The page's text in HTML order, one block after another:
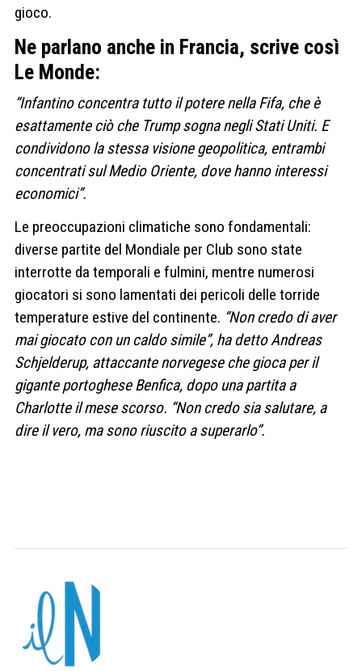
gioco.
Ne parlano anche in Francia, scrive così
Le Monde:
“Infantino concentra tutto il potere nella Fifa, che è
esattamente ciò che Trump sogna negli Stati Uniti. E
condividono la stessa visione geopolitica, entrambi
concentrati sul Medio Oriente, dove hanno interessi
economici”.
Le preoccupazioni climatiche sono fondamentali:
diverse partite del Mondiale per Club sono state
interrotte da temporali e fulmini, mentre numerosi
giocatori si sono lamentati dei pericoli delle torride
temperature estive del continente. “Non credo di aver
mai giocato con un caldo simile”, ha detto Andreas
Schjelderup, attaccante norvegese che gioca per il
gigante portoghese Benfica, dopo una partita a
Charlotte il mese scorso. “Non credo sia salutare, a
dire il vero, ma sono riuscito a superarlo”.